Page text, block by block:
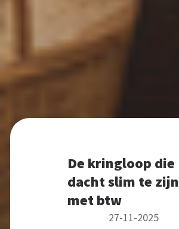
De kringloop die
dacht slim te zijn
met btw
27-11-2025